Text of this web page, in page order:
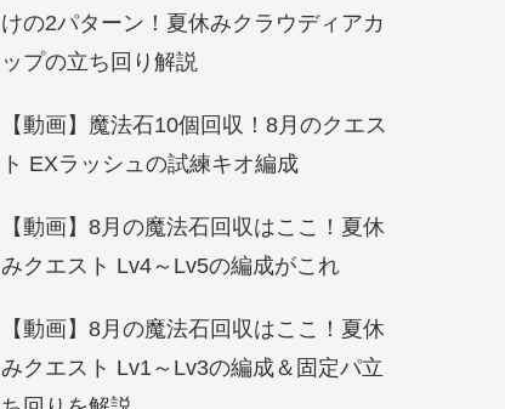
けの2パターン！夏休みクラウディアカ
ップの立ち回り解説
【動画】魔法石10個回収！8月のクエス
ト EXラッシュの試練キオ編成
【動画】8月の魔法石回収はここ！夏休
みクエスト Lv4～Lv5の編成がこれ
【動画】8月の魔法石回収はここ！夏休
みクエスト Lv1～Lv3の編成＆固定パ立